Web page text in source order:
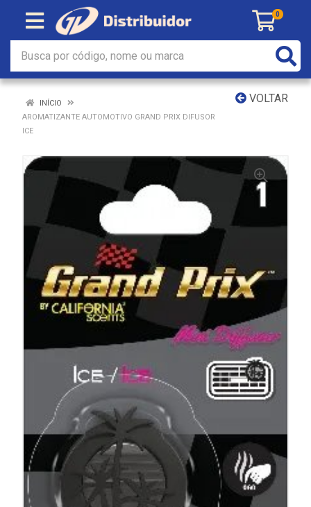
0
VOLTAR
INÍCIO
AROMATIZANTE AUTOMOTIVO GRAND PRIX DIFUSOR
ICE